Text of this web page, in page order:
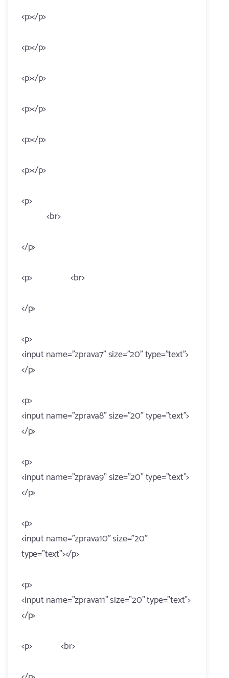
<p></p>
<p></p>
<p></p>
<p></p>
<p></p>
<p></p>
<p>
<br>
</p>
<p> <br>
</p>
<p>
<input name="zprava7" size="20" type="text">
</p>
<p>
<input name="zprava8" size="20" type="text">
</p>
<p>
<input name="zprava9" size="20" type="text">
</p>
<p>
<input name="zprava10" size="20"
type="text"></p>
<p>
<input name="zprava11" size="20" type="text">
</p>
<p> <br>